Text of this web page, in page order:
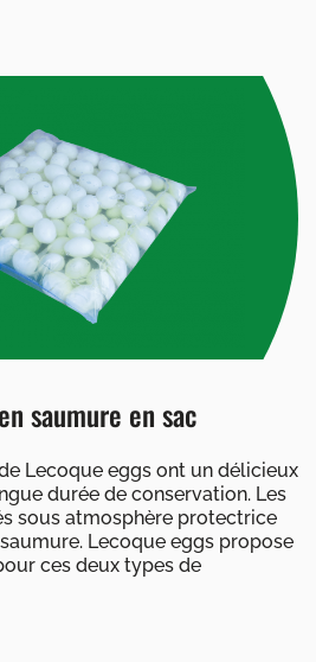
saumure en sac
Lecoque eggs ont un délicieux
durée de conservation. Les
sous atmosphère protectrice
Lecoque eggs propose
ces deux types de